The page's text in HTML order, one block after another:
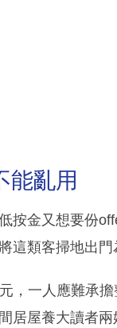
能亂用
按金又想要份
這類客掃地出門
，一人應難承
居屋養大讀者